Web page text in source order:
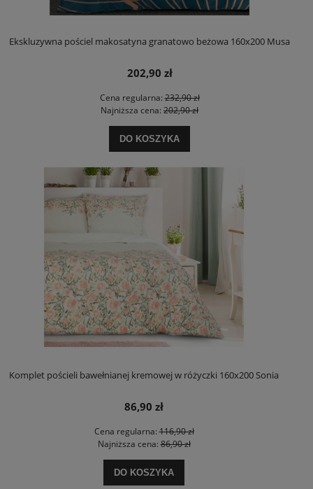
Ekskluzywna pościel makosatyna granatowo beżowa 160x200 Musa
202,90 zł
Cena regularna:232,90 zł
Najniższa cena: 202,90 zł
DO KOSZYKA
Komplet pościeli bawełnianej kremowej w różyczki 160x200 Sonia
86,90 zł
Cena regularna:116,90 zł
Najniższa cena:86,90 zł
DO KOSZYKA